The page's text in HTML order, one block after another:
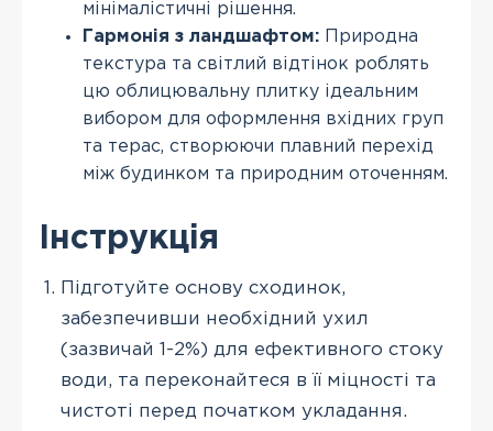
мінімалістичні рішення.
Гармонія з ландшафтом: Природна
текстура та світлий відтінок роблять
цю облицювальну плитку ідеальним
вибором для оформлення вхідних груп
та терас, створюючи плавний перехід
між будинком та природним оточенням.
Інструкція
Підготуйте основу сходинок,
забезпечивши необхідний ухил
(зазвичай 1-2%) для ефективного стоку
води, та переконайтеся в її міцності та
чистоті перед початком укладання.